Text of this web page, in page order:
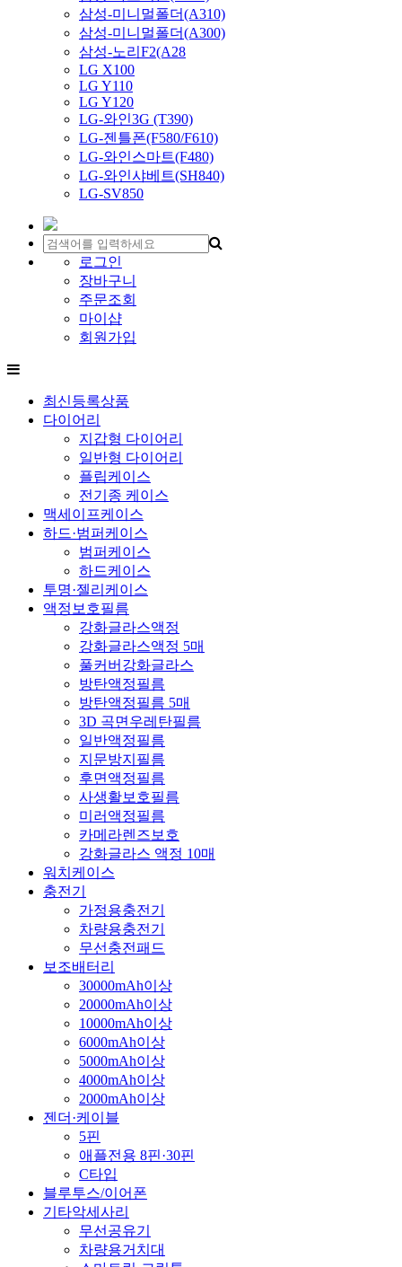
삼성-미니멀폴더(A310)
삼성-미니멀폴더(A300)
삼성-노리F2(A28
LG X100
LG Y110
LG Y120
LG-와인3G (T390)
LG-젠틀폰(F580/F610)
LG-와인스마트(F480)
LG-와인샤베트(SH840)
LG-SV850
로그인
장바구니
주문조회
마이샵
회원가입
최신등록상품
다이어리
지갑형 다이어리
일반형 다이어리
플립케이스
전기종 케이스
맥세이프케이스
하드·범퍼케이스
범퍼케이스
하드케이스
투명·젤리케이스
액정보호필름
강화글라스액정
강화글라스액정 5매
풀커버강화글라스
방탄액정필름
방탄액정필름 5매
3D 곡면우레탄필름
일반액정필름
지문방지필름
후면액정필름
사생활보호필름
미러액정필름
카메라렌즈보호
강화글라스 액정 10매
워치케이스
충전기
가정용충전기
차량용충전기
무선충전패드
보조배터리
30000mAh이상
20000mAh이상
10000mAh이상
6000mAh이상
5000mAh이상
4000mAh이상
2000mAh이상
젠더·케이블
5핀
애플전용 8핀·30핀
C타입
블루투스/이어폰
기타악세사리
무선공유기
차량용거치대